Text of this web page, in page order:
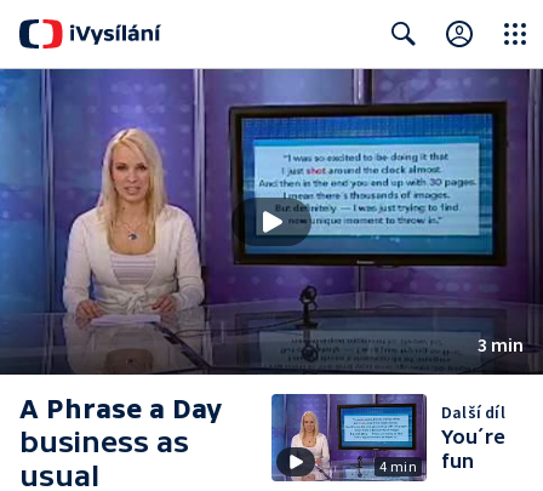
Search Close
3 min
A Phrase a Day
business as
usual
4 min
Další díl
You´re
fun